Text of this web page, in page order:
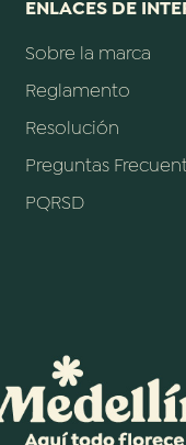
ENLACES DE
Sobre la marca
Reglamento
Resolución
Preguntas
PQRSD